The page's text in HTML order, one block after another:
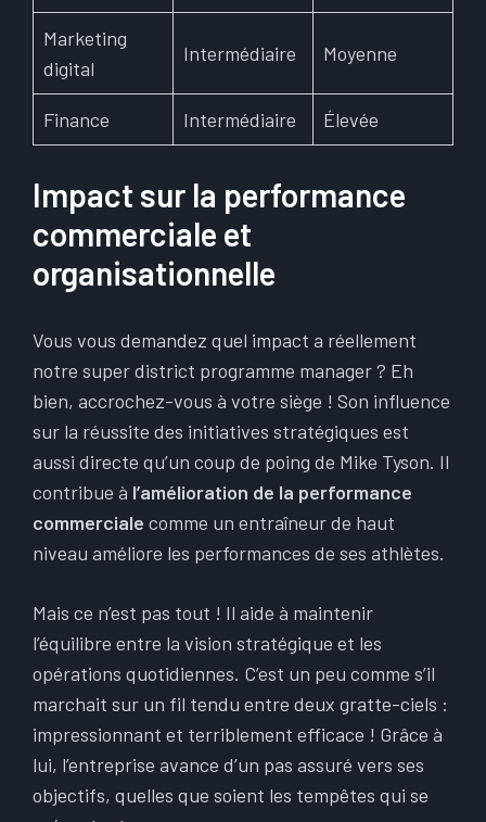
Marketing
digital
Intermédiaire Moyenne
Finance Intermédiaire Élevée
Impact sur la performance
commerciale et
organisationnelle
Vous vous demandez quel impact a réellement
notre super district programme manager ? Eh
bien, accrochez-vous à votre siège ! Son influence
sur la réussite des initiatives stratégiques est
aussi directe qu’un coup de poing de Mike Tyson. Il
contribue à l’amélioration de la performance
commerciale comme un entraîneur de haut
niveau améliore les performances de ses athlètes.
Mais ce n’est pas tout ! Il aide à maintenir
l’équilibre entre la vision stratégique et les
opérations quotidiennes. C’est un peu comme s’il
marchait sur un fil tendu entre deux gratte-ciels :
impressionnant et terriblement efficace ! Grâce à
lui, l’entreprise avance d’un pas assuré vers ses
objectifs, quelles que soient les tempêtes qui se